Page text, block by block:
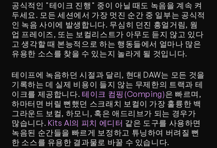
공식적인 "테이크 진행" 중이 아닐 때도 녹음을 계속 켜
두세요. 모든 세션에서 가장 멋진 순간 중 일부는 공식적
인 녹음 사이에 발생합니다. 무심히 던진 흥얼거림, 웜
업 프레이즈, 또는 보컬리스트가 아무도 듣지 않고 있다
고 생각할 때 본능적으로 하는 행동들에서 얼마나 많은
유용한 소스를 찾을 수 있는지 놀라게 될 것입니다.
테이프에 녹음하던 시절과 달리, 현대 DAW는 모든 것을
기록하는 데 실제 비용이 들지 않는 무제한의 트랙과 테
이크를 제공합니다. 테이크 컴핑(Comping)은 빠르며,
하마터면 버릴 뻔했던 스크래치 보컬이 가장 훌륭한 백
그라운드 보컬, 하모니, 혹은 애드리브가 되는 경우가
많습니다. Kits AI의 피치 에디터 같은 도구를 사용하면
녹음된 순간들을 빠르게 보정하고 튜닝하여 버려질 뻔
한 소스를 유용한 결과물로 바꿀 수 있습니다.